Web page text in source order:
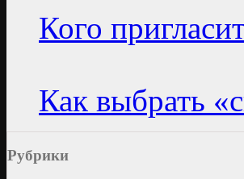
Кого
Как выбрать
Рубрики